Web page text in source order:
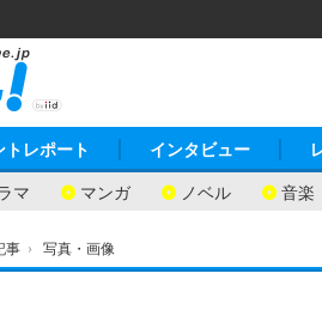
マ マンガ ノベル 音楽
トレポート インタビュー
事 › 写真・画像